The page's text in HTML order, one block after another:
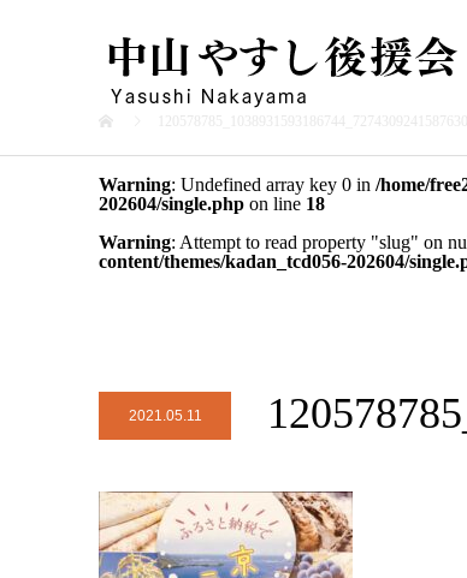
Warning: Undefined array key 0 in /home/
202604/single.php on line 18
Warning: Attempt to read property "slug" on
content/themes/kadan_tcd056-202604/
2021.05.11